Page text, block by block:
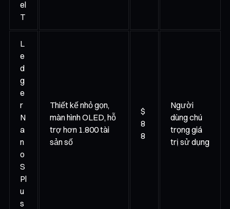
el
T
L
e
d
g
e
r
N
a
n
o
S
Pl
u
s
Thiết kế nhỏ gọn,
màn hình OLED, hỗ
trợ hơn 1.800 tài
sản số
$
8
8
Người
dùng chú
trọng giá
trị sử dụng